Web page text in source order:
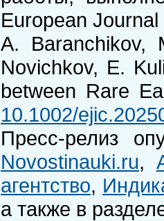
European
A. Baranchikov,
Novichkov, E.
between Rare
10.1002/
Пресс-релиз
Novostinauki.ru,
агентство,
а также в